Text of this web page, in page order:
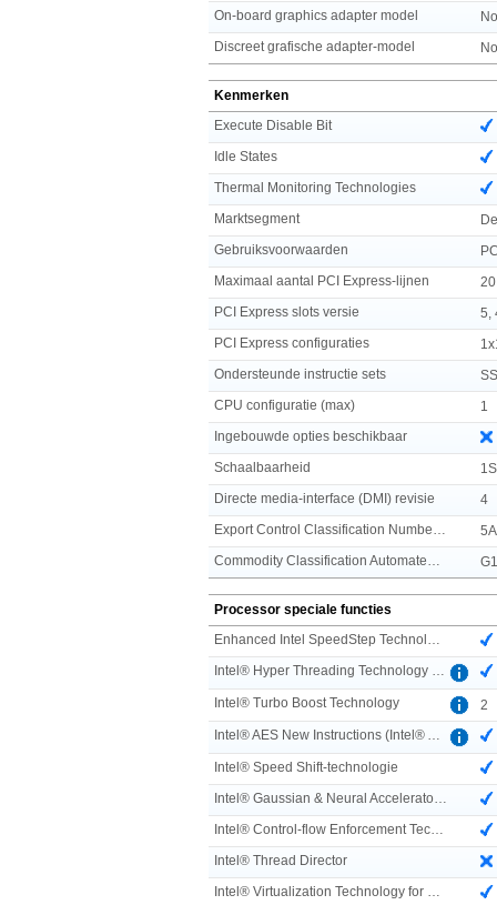
On-board graphics adapter model
Discreet grafische adapter-model
Kenmerken
Execute Disable Bit
Idle States
Thermal Monitoring Technologies
Marktsegment
Gebruiksvoorwaarden
Maximaal aantal PCI Express-lijnen
20
PCI Express slots versie
5,
PCI Express configuraties
Ondersteunde instructie sets
CPU configuratie (max)
1
Ingebouwde opties beschikbaar
Schaalbaarheid
1S
Directe media-interface (DMI) revisie
4
Processor speciale functies
Intel® Turbo Boost Technology
2
Intel® Speed Shift-technologie
Intel® Thread Director